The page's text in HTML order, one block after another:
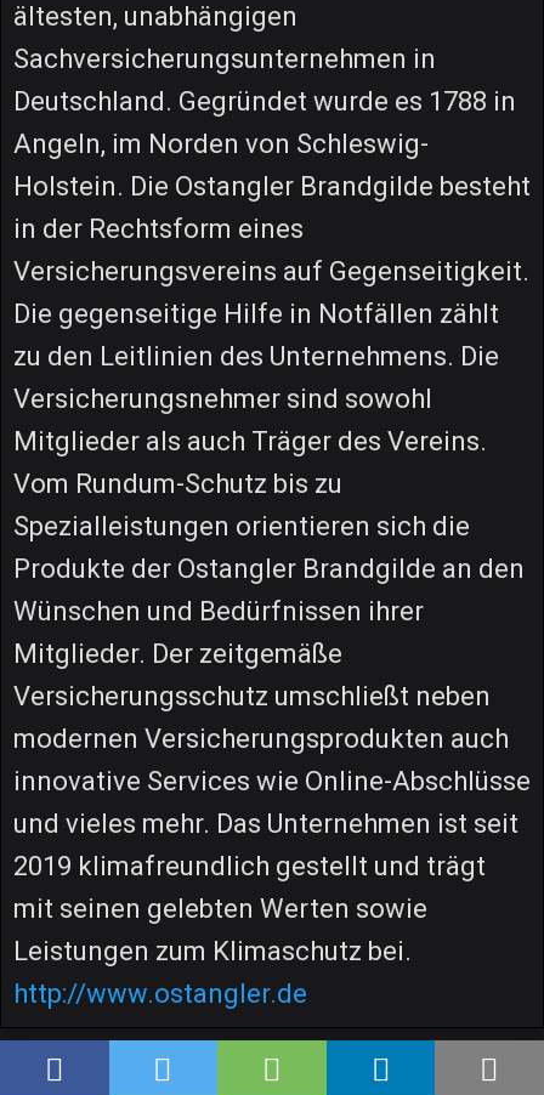
ältesten, unabhängigen
Sachversicherungsunternehmen in
Deutschland. Gegründet wurde es 1788 in
Angeln, im Norden von Schleswig-
Holstein. Die Ostangler Brandgilde besteht
in der Rechtsform eines
Versicherungsvereins auf Gegenseitigkeit.
Die gegenseitige Hilfe in Notfällen zählt
zu den Leitlinien des Unternehmens. Die
Versicherungsnehmer sind sowohl
Mitglieder als auch Träger des Vereins.
Vom Rundum-Schutz bis zu
Spezialleistungen orientieren sich die
Produkte der Ostangler Brandgilde an den
Wünschen und Bedürfnissen ihrer
Mitglieder. Der zeitgemäße
Versicherungsschutz umschließt neben
modernen Versicherungsprodukten auch
innovative Services wie Online-Abschlüsse
und vieles mehr. Das Unternehmen ist seit
2019 klimafreundlich gestellt und trägt
mit seinen gelebten Werten sowie
Leistungen zum Klimaschutz bei.
http://www.ostangler.de